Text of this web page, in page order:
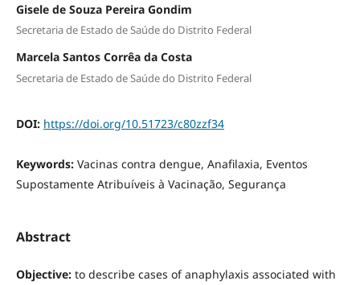
Gisele de Souza Pereira Gondim
Secretaria de Estado de Saúde do Distrito Federal
Marcela Santos Corrêa da Costa
Secretaria de Estado de Saúde do Distrito Federal
DOI: https://doi.org/10.51723/c80zzf34
Keywords: Vacinas contra dengue, Anafilaxia, Eventos
Supostamente Atribuíveis à Vacinação, Segurança
Abstract
Objective:to describe cases of anaphylaxis associated with